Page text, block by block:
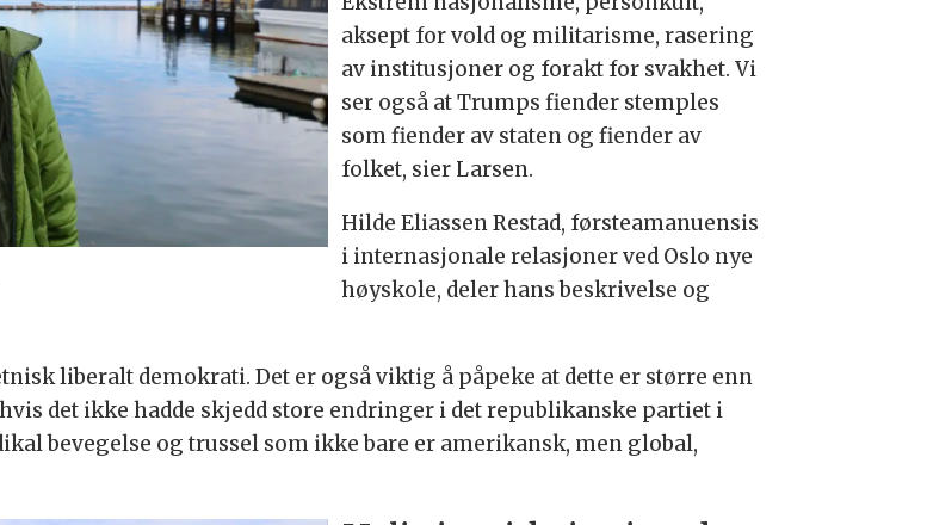
aksept for vold og militarisme, rasering
av institusjoner og forakt for svakhet. Vi
ser også at Trumps fiender stemples
som fiender av staten og fiender av
folket, sier Larsen.
Hilde Eliassen Restad, førsteamanuensis
i internasjonale relasjoner ved Oslo nye
høyskole, deler hans beskrivelse og
liberalt demokrati. Det er også viktig å påpeke at dette er større enn
det ikke hadde skjedd store endringer i det republikanske partiet i
bevegelse og trussel som ikke bare er amerikansk, men global,